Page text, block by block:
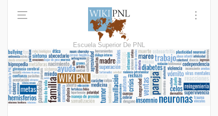
Escuela Superior De PNL